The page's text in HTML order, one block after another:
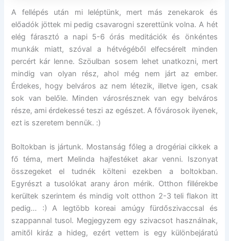
A fellépés után mi leléptünk, mert más zenekarok és
előadók jöttek mi pedig csavarogni szerettünk volna. A hét
elég fárasztó a napi 5-6 órás meditációk és önkéntes
munkák miatt, szóval a hétvégéből elfecsérelt minden
percért kár lenne. Szöulban sosem lehet unatkozni, mert
mindig van olyan rész, ahol még nem járt az ember.
Érdekes, hogy belváros az nem létezik, illetve igen, csak
sok van belőle. Minden városrésznek van egy belváros
része, ami érdekessé teszi az egészet. A fővárosok ilyenek,
ezt is szeretem bennük. :)
Boltokban is jártunk. Mostanság főleg a drogériai cikkek a
fő téma, mert Melinda hajfestéket akar venni. Iszonyat
összegeket el tudnék költeni ezekben a boltokban.
Egyrészt a tusolókat arany áron mérik. Otthon fillérekbe
kerültek szerintem és mindig volt otthon 2-3 teli flakon itt
pedig… :) A legtöbb koreai amúgy fürdőszivaccsal és
szappannal tusol. Megjegyzem egy szivacsot használnak,
amitől kiráz a hideg, ezért vettem is egy különbejáratú